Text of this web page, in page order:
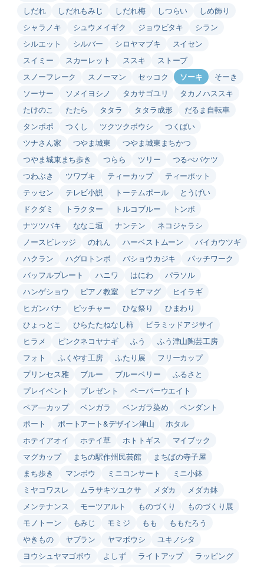
しだれ しだれもみじ しだれ梅 しつらい
しめ飾り
シャラノキ
シュウメイギク ジョウビタキ
シラン
シルエット
シルバー シロヤマブキ
スイセン
スイミー
スカーレット ススキ
ストーブ
スノーフレーク
スノーマン セッコク ソーキ
そーき
ソーサー
ソメイヨシノ タカサゴユリ
タカノハススキ
たけのこ
たたら タタラ タタラ成形
だるま自転車
タンポポ
つくし ツクツクボウシ
つくばい
ツナさん家
つやま城東
つやま城東まちかつ
つやま城東まち歩き
つらら ツリー
つるべバケツ
つわぶき
ツワブキ ティーカップ
ティーポット
テッセン
テレビ小説 トーテムポール
とうげい
ドクダミ
トラクター トルコブルー
トンボ
ナツツバキ
ななこ垣 ナンテン
ネコジャラシ
ノースビレッジ
のれん ハーベストムーン
バイカウツギ
ハクラン
ハグロトンボ バショウカジキ
パッチワーク
バッフルプレート
ハニワ はにわ
パラソル
ハンゲショウ
ピアノ教室 ビアマグ
ヒイラギ
ヒガンバナ
ピッチャー ひな祭り
ひまわり
ひょっとこ
ひらたたねなし柿
ピラミッドアジサイ
ヒラメ
ピンクネコヤナギ ふう
ふう津山陶芸工房
フォト
ふくやす工房 ふたり展
フリーカップ
プリンセス雅
ブルー ブルーベリー
ふるさと
プレイベント
プレゼント
ペーパーウエイト
ペア―カップ
ベンガラ ベンガラ染め
ペンダント
ポート
ポートアート&デザイン津山
ホタル
ホテイアオイ
ホテイ草 ホトトギス
マイブック
マグカップ
まちの駅作州民芸館
まちばの寺子屋
まち歩き
マンボウ ミニコンサート
ミニ小鉢
ミヤコワスレ
ムラサキツユクサ メダカ
メダカ鉢
メンテナンス
モーツアルト ものづくり
ものづくり展
モノトーン
もみじ モミジ もも
ももたろう
やきもの
ヤブラン ヤマボウシ
ユキノシタ
ヨウシュヤマゴボウ
よしず ライトアップ
ラッピング